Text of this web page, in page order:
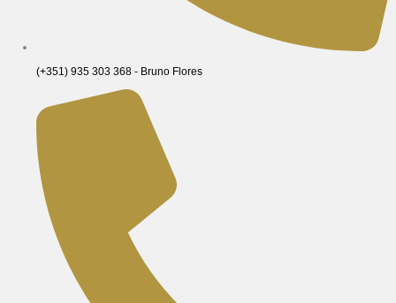
(+351) 935 303 368 - Bruno Flores